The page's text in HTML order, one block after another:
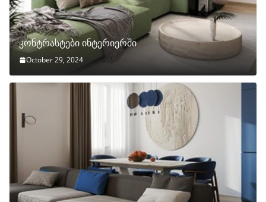
კონტრასტები ინტერიერში
October 29, 2024